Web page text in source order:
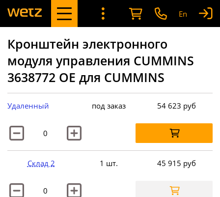
En
Кронштейн электронного
модуля управления CUMMINS
3638772 OE для CUMMINS
Удаленный под заказ 54 623 руб
Склад 2 1 шт. 45 915 руб